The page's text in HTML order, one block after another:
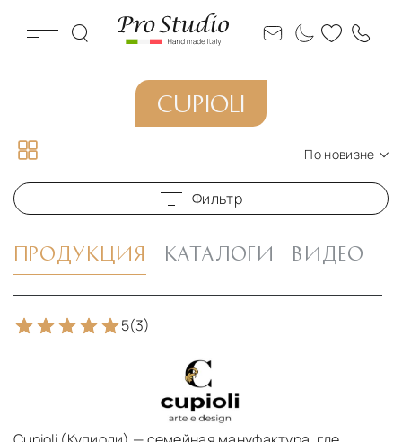
CUPIOLI
По новизне
По новизне
По цене по возрастанию
Фильтр
ПРОДУКЦИЯ КАТАЛОГИ ВИДЕО
5(3)
О ПРОИЗВОДИТЕЛЕ CUPIOLI